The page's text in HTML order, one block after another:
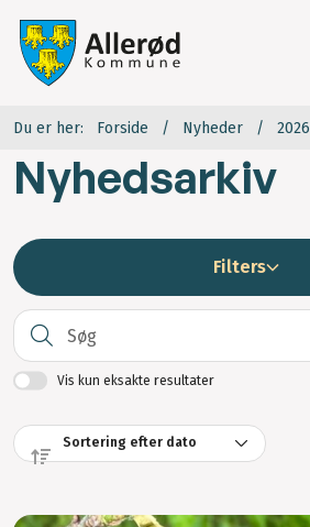
Du er her: Forside Nyheder 2026
Nyhedsarkiv
Filters
Vis kun eksakte resultater